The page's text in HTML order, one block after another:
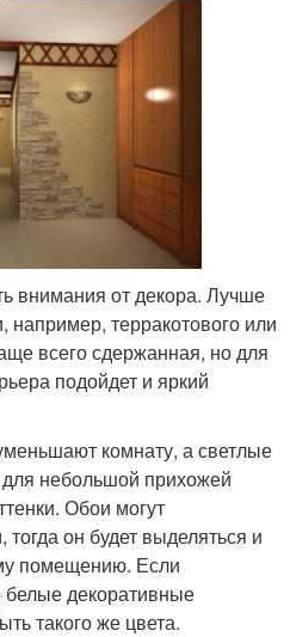
внимания от декора. Лучше
терракотового или
всего сдержанная, но для
подойдет и яркий
комнату, а светлые
небольшой прихожей
Обои могут
он будет выделяться и
помещению. Если
белые декоративные
такого же цвета.